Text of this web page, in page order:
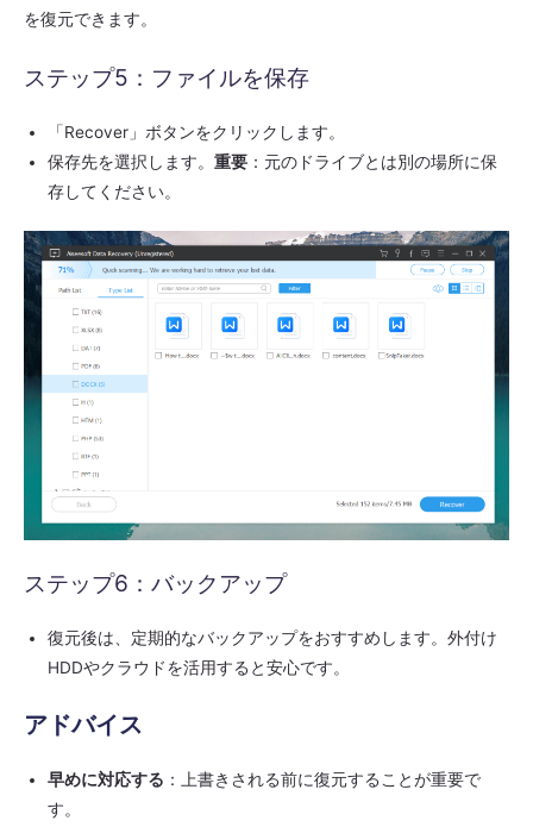
を復元できます。
ステップ5：ファイルを保存
「Recover」ボタンをクリックします。
保存先を選択します。 重要 ：元のドライブとは別の場所に保
存してください。
ステップ6：バックアップ
復元後は、定期的なバックアップをおすすめします。外付け
HDDやクラウドを活用すると安心です。
アドバイス
早めに対応する ：上書きされる前に復元することが重要で
す。